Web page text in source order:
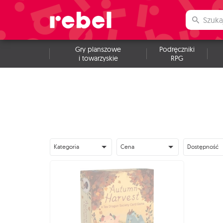
Gry planszowe
i towarzyskie
Podręczniki
RPG
Kategoria Cena Dostępność